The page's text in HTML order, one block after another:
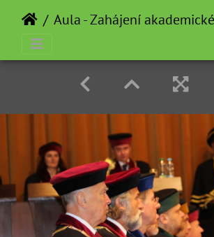
Aula - Zahájení